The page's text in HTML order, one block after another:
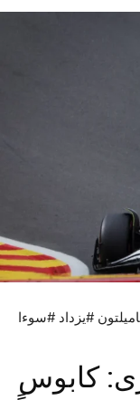
#يزداد #سوءا
كابوس